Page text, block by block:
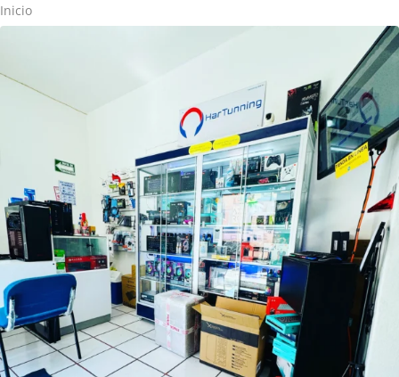
Inicio